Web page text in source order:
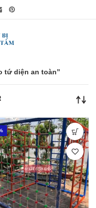
tứ diện an toàn”